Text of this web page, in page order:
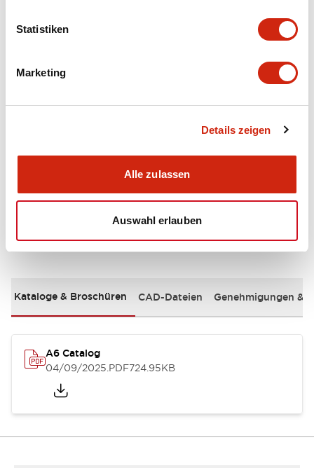
Statistiken
Marketing
Details zeigen
Alle zulassen
Auswahl erlauben
Electrical Specifications (rated illuminated
Dokumente und Dateien
Kataloge & Broschüren CAD-Dateien Genehmigungen &
A6 Catalog
04/09/2025.PDF724.95KB